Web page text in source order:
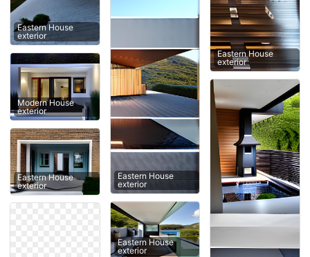
Eastern House
exterior
Modern House
exterior
Eastern House
exterior
Eastern House
exterior
Eastern House
exterior
Eastern House
exterior